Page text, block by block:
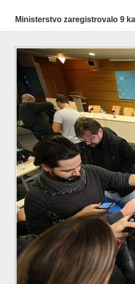
Ministerstvo zaregistrovalo 9